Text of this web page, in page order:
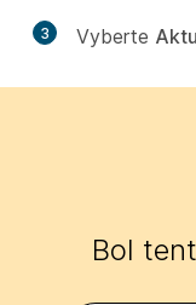
3 Vyberte
Bol